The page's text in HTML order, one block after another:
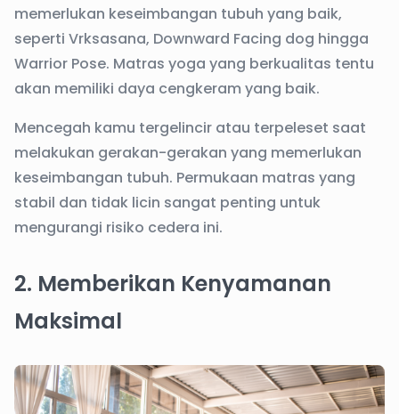
memerlukan keseimbangan tubuh yang baik,
seperti Vrksasana, Downward Facing dog hingga
Warrior Pose. Matras yoga yang berkualitas tentu
akan memiliki daya cengkeram yang baik.
Mencegah kamu tergelincir atau terpeleset saat
melakukan gerakan-gerakan yang memerlukan
keseimbangan tubuh. Permukaan matras yang
stabil dan tidak licin sangat penting untuk
mengurangi risiko cedera ini.
2. Memberikan Kenyamanan
Maksimal